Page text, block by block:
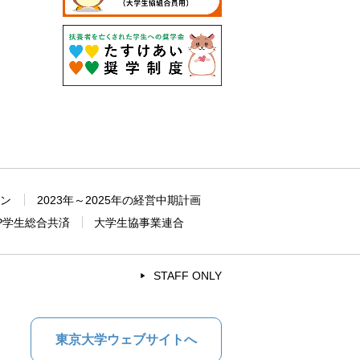
2023年～2025年の経営中期計画
生総合共済
大学生協事業連合
STAFF ONLY
東京大学ウェブサイトへ